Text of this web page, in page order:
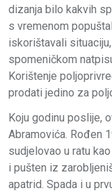
dizanja bilo kakvih
s vremenom
iskorištavali
spomeničkom
Korištenje
prodati jedino za
Koju godinu poslije,
Abramovića. Rođen
sudjelovao u ratu
i pušten iz
apatrid. Spada i u